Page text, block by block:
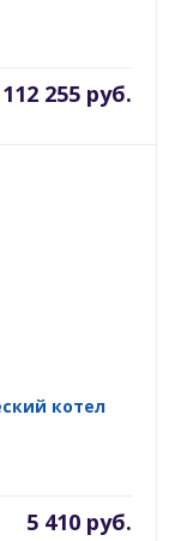
112 255 руб.
котел
5 410 руб.